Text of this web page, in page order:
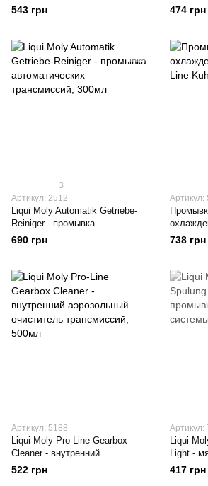
Motorbike Engine Flush, 0.25л
543 грн 474 грн
3
Артикул: 2512
Liqui Moly Automatik Getriebe-
Reiniger - промывка
автоматических трансмиссий,
300мл
690 грн
Артикул:
738 грн
Артикул: 5188
Liqui Moly Pro-Line Gearbox
Cleaner - внутренний
аэрозольный очиститель
трансмиссий, 500мл
522 грн
Артикул:
Liqui
Light -
417 грн